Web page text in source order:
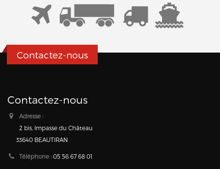
Contactez-nous
Contactez-nous
Adresse :
2 bis, Impasse du Château
33640 BEAUTIRAN
Téléphone : 05 56 67 68 01